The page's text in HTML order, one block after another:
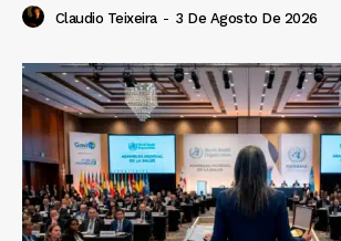
Claudio Teixeira - 3 De Agosto De 2026